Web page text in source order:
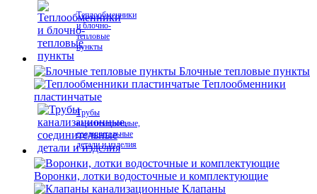
Теплообменники
и блочно-
тепловые
пункты
Блочные тепловые пункты
Теплообменники
пластинчатые
Трубы
канализационные,
соединительные
детали и изделия
Воронки, лотки водосточные и комплектующие
Клапаны